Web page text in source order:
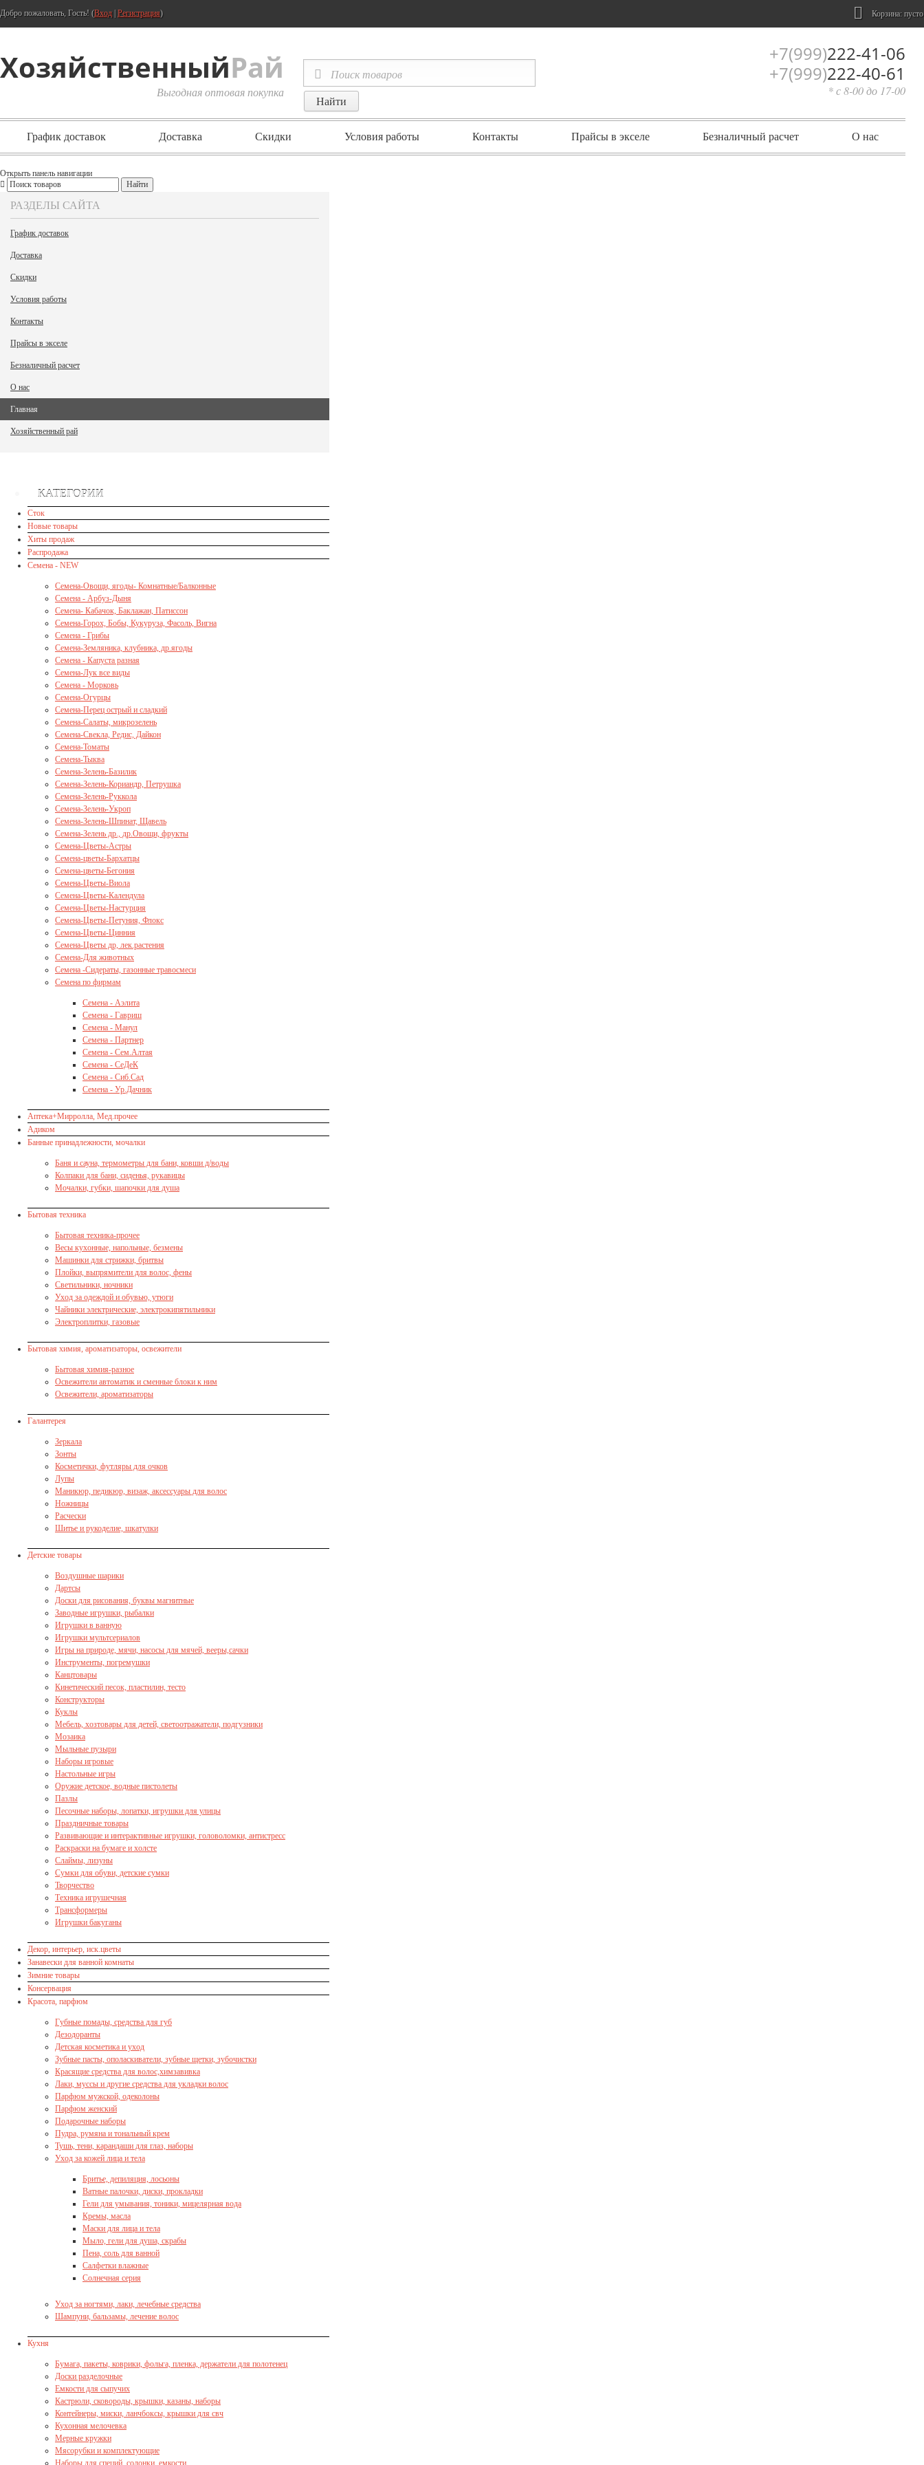
Добро пожаловать, Гость! (Вход Регистрация) Корзина: пусто
ХозяйственныйРай
Выгодная оптовая покупка
+7(999)222-41-06
+7(999)222-40-61
* с 8-00 до 17-00
График доставок Доставка Скидки Условия работы Контакты Прайсы в экселе Безналичный расчет О нас
Открыть панель навигации
РАЗДЕЛЫ САЙТА
График доставок
Доставка
Скидки
Условия работы
Контакты
Прайсы в экселе
Безналичный расчет
О нас
Главная
Хозяйственный рай
КАТЕГОРИИ
Сток
Новые товары
Хиты продаж
Распродажа
Семена - NEW
Семена-Овощи, ягоды- Комнатные/Балконные
Семена - Арбуз-Дыня
Семена- Кабачок, Баклажан, Патиссон
Семена-Горох, Бобы, Кукуруза, Фасоль, Вигна
Семена - Грибы
Семена-Земляника, клубника, др.ягоды
Семена - Капуста разная
Семена-Лук все виды
Семена - Морковь
Семена-Огурцы
Семена-Перец острый и сладкий
Семена-Салаты, микрозелень
Семена-Свекла, Редис, Дайкон
Семена-Томаты
Семена-Тыква
Семена-Зелень-Базилик
Семена-Зелень-Кориандр, Петрушка
Семена-Зелень-Руккола
Семена-Зелень-Укроп
Семена-Зелень-Шпинат, Щавель
Семена-Зелень др., др.Овощи, фрукты
Семена-Цветы-Астры
Семена-цветы-Бархатцы
Семена-цветы-Бегония
Семена-Цветы-Виола
Семена-Цветы-Календула
Семена-Цветы-Настурция
Семена-Цветы-Петуния, Флокс
Семена-Цветы-Цинния
Семена-Цветы др, лек.растения
Семена-Для животных
Семена -Сидераты, газонные травосмеси
Семена по фирмам
Семена - Аэлита
Семена - Гавриш
Семена - Манул
Семена - Партнер
Семена - Сем.Алтая
Семена - СеДеК
Семена - Сиб.Сад
Семена - Ур.Дачник
Аптека+Мирролла, Мед.прочее
Адиком
Банные принадлежности, мочалки
Баня и сауна, термометры для бани, ковши д/воды
Колпаки для бани, сиденья, рукавицы
Мочалки, губки, шапочки для душа
Бытовая техника
Бытовая техника-прочее
Весы кухонные, напольные, безмены
Машинки для стрижки, бритвы
Плойки, выпрямители для волос, фены
Светильники, ночники
Уход за одеждой и обувью, утюги
Чайники электрические, электрокипятильники
Электроплитки, газовые
Бытовая химия, ароматизаторы, освежители
Бытовая химия-разное
Освежители автоматик и сменные блоки к ним
Освежители, ароматизаторы
Галантерея
Зеркала
Зонты
Косметички, футляры для очков
Лупы
Маникюр, педикюр, визаж, аксессуары для волос
Ножницы
Расчески
Шитье и рукоделие, шкатулки
Детские товары
Воздушные шарики
Дартсы
Доски для рисования, буквы магнитные
Заводные игрушки, рыбалки
Игрушки в ванную
Игрушки мультсериалов
Игры на природе, мячи, насосы для мячей, вееры,сачки
Инструменты, погремушки
Канцтовары
Кинетический песок, пластилин, тесто
Конструкторы
Куклы
Мебель, хозтовары для детей, светоотражатели, подгузники
Мозаика
Мыльные пузыри
Наборы игровые
Настольные игры
Оружие детское, водные пистолеты
Пазлы
Песочные наборы, лопатки, игрушки для улицы
Праздничные товары
Развивающие и интерактивные игрушки, головоломки, антистресс
Раскраски на бумаге и холсте
Слаймы, лизуны
Сумки для обуви, детские сумки
Творчество
Техника игрушечная
Трансформеры
Игрушки бакуганы
Декор, интерьер, иск.цветы
Занавески для ванной комнаты
Зимние товары
Консервация
Красота, парфюм
Губные помады, средства для губ
Дезодоранты
Детская косметика и уход
Зубные пасты, ополаскиватели, зубные щетки, зубочистки
Красящие средства для волос,химзавивка
Лаки, муссы и другие средства для укладки волос
Парфюм мужской, одеколоны
Парфюм женский
Подарочные наборы
Пудра, румяна и тональный крем
Тушь, тени, карандаши для глаз, наборы
Уход за кожей лица и тела
Бритье, депиляция, лосьоны
Ватные палочки, диски, прокладки
Гели для умывания, тоники, мицелярная вода
Кремы, масла
Маски для лица и тела
Мыло, гели для душа, скрабы
Пена, соль для ванной
Салфетки влажные
Солнечная серия
Уход за ногтями, лаки, лечебные средства
Шампуни, бальзамы, лечение волос
Кухня
Бумага, пакеты, коврики, фольга, пленка, держатели для полотенец
Доски разделочные
Емкости для сыпучих
Кастрюли, сковороды, крышки, казаны, наборы
Контейнеры, миски, ланчбоксы, крышки для свч
Кухонная мелочевка
Мерные кружки
Мясорубки и комплектующие
Наборы для специй, солонки, емкости